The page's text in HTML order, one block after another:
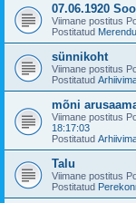
07.06.1920
Viimane postitus
Postitatud
sünnikoht
Viimane postitus
Postitatud
mõni
Viimane postitus
18:17:03
Postitatud
Talu
Viimane postitus
Postitatud